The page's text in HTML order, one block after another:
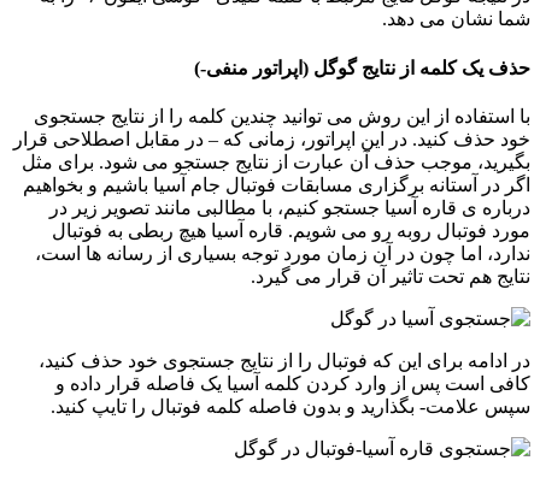
شما نشان می دهد.
حذف یک کلمه از نتایج گوگل (اپراتور منفی-)
با استفاده از این روش می توانید چندین کلمه را از نتایج جستجوی
خود حذف کنید. در این اپراتور، زمانی که – در مقابل اصطلاحی قرار
بگیرید، موجب حذف آن عبارت از نتایج جستجو می شود. برای مثل
اگر در آستانه برگزاری مسابقات فوتبال جام آسیا باشیم و بخواهیم
درباره ی قاره آسیا جستجو کنیم، با مطالبی مانند تصویر زیر در
مورد فوتبال روبه رو می شویم. قاره آسیا هیچ ربطی به فوتبال
ندارد، اما چون در آن زمان مورد توجه بسیاری از رسانه ها است،
نتایج هم تحت تاثیر آن قرار می گیرد.
در ادامه برای این که فوتبال را از نتایج جستجوی خود حذف کنید،
کافی است پس از وارد کردن کلمه آسیا یک فاصله قرار داده و
سپس علامت- بگذارید و بدون فاصله کلمه فوتبال را تایپ کنید.